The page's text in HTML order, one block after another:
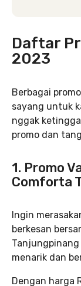
Daftar
2023
Berbagai
sayang untuk
nggak
promo dan
1. Promo
Comforta
Ingin
berkesan
Tanjungpinang
menarik dan
Dengan harga